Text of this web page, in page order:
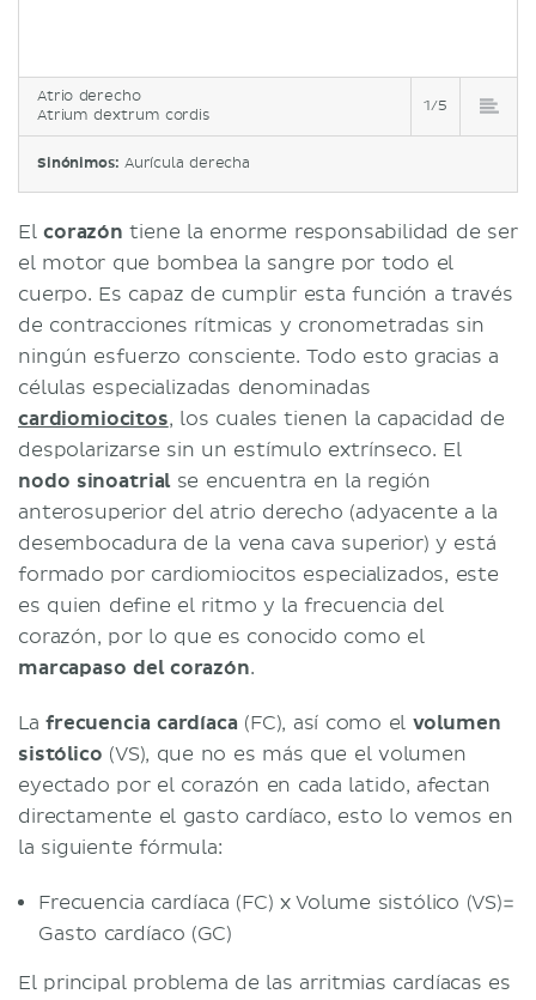
Atrio derecho
Atrium dextrum cordis
1/5
Sinónimos: Aurícula derecha
Elcorazón tiene la enorme responsabilidad de ser
el motor que bombea la sangre por todo el
cuerpo. Es capaz de cumplir esta función a través
de contracciones rítmicas y cronometradas sin
ningún esfuerzo consciente. Todo esto gracias a
células especializadas denominadas
cardiomiocitos, los cuales tienen la capacidad de
despolarizarse sin un estímulo extrínseco. El
nodo sinoatrialse encuentra en la región
anterosuperior del atrio derecho (adyacente a la
desembocadura de la vena cava superior) y está
formado por cardiomiocitos especializados, este
es quien define el ritmo y la frecuencia del
corazón, por lo que es conocido como el
marcapaso del corazón.
Lafrecuencia cardíaca (FC), así como el volumen
sistólico (VS), que no es más que el volumen
eyectado por el corazón en cada latido, afectan
directamente el gasto cardíaco, esto lo vemos en
la siguiente fórmula:
Frecuencia cardíaca (FC) x Volume sistólico (VS)=
Gasto cardíaco (GC)
El principal problema de las arritmias cardíacas es